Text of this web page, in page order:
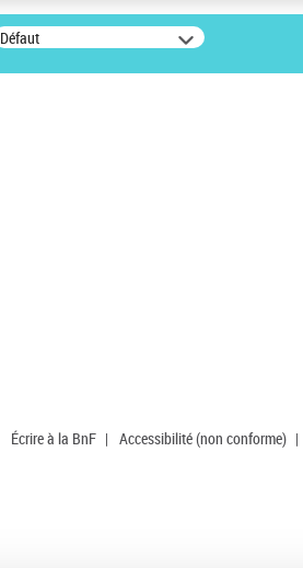
Défaut
Écrire à la BnF | Accessibilité (non conforme) |